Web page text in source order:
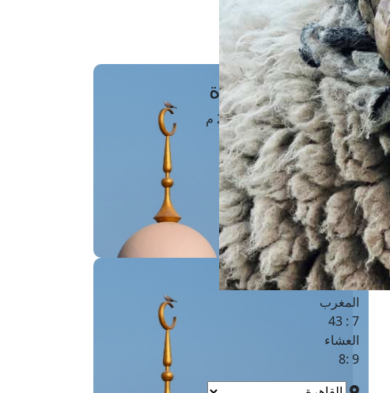
الفتوى الهاتفية
مَواقِيتُ الصَّـــلاة
القاهرة · 08 أغسطس 2026 م
الفجر
4 :42
الشروق
6 :18
الظهر
1 : 1
العصر
4:37
المغرب
7 : 43
العشاء
9 :8